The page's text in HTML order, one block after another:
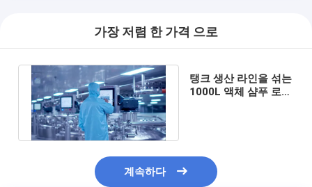
가장 저렴 한 가격 으로
탱크 생산 라인을 섞는
1000L 액체 샴푸 로션
계속하다